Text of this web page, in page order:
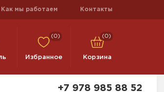
Как мы работаем Контакты
(0)
Избранное
(0)
Корзина
+7 978 985 88 52